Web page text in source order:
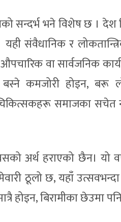
सन्दर्भ भने विशेष छ । देश
संवैधानिक र
वा सार्वजनिक
कमजोरी होइन, बरू
चिकित्सकहरू समाजका सचेत
अर्थ हराएको छैन। यो
ठूलो छ, यहाँ
होइन, बिरामीका छेउमा